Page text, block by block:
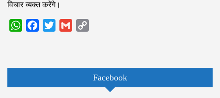
विचार व्यक्त करेंगे।
WhatsAppFacebook
Twitter Gmail
Facebook